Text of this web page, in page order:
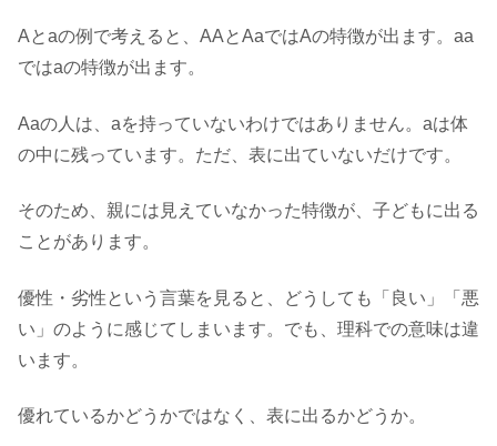
Aとaの例で考えると、AAとAaではAの特徴が出ます。aa
ではaの特徴が出ます。
Aaの人は、aを持っていないわけではありません。aは体
の中に残っています。ただ、表に出ていないだけです。
そのため、親には見えていなかった特徴が、子どもに出る
ことがあります。
優性・劣性という言葉を見ると、どうしても「良い」「悪
い」のように感じてしまいます。でも、理科での意味は違
います。
優れているかどうかではなく、表に出るかどうか。